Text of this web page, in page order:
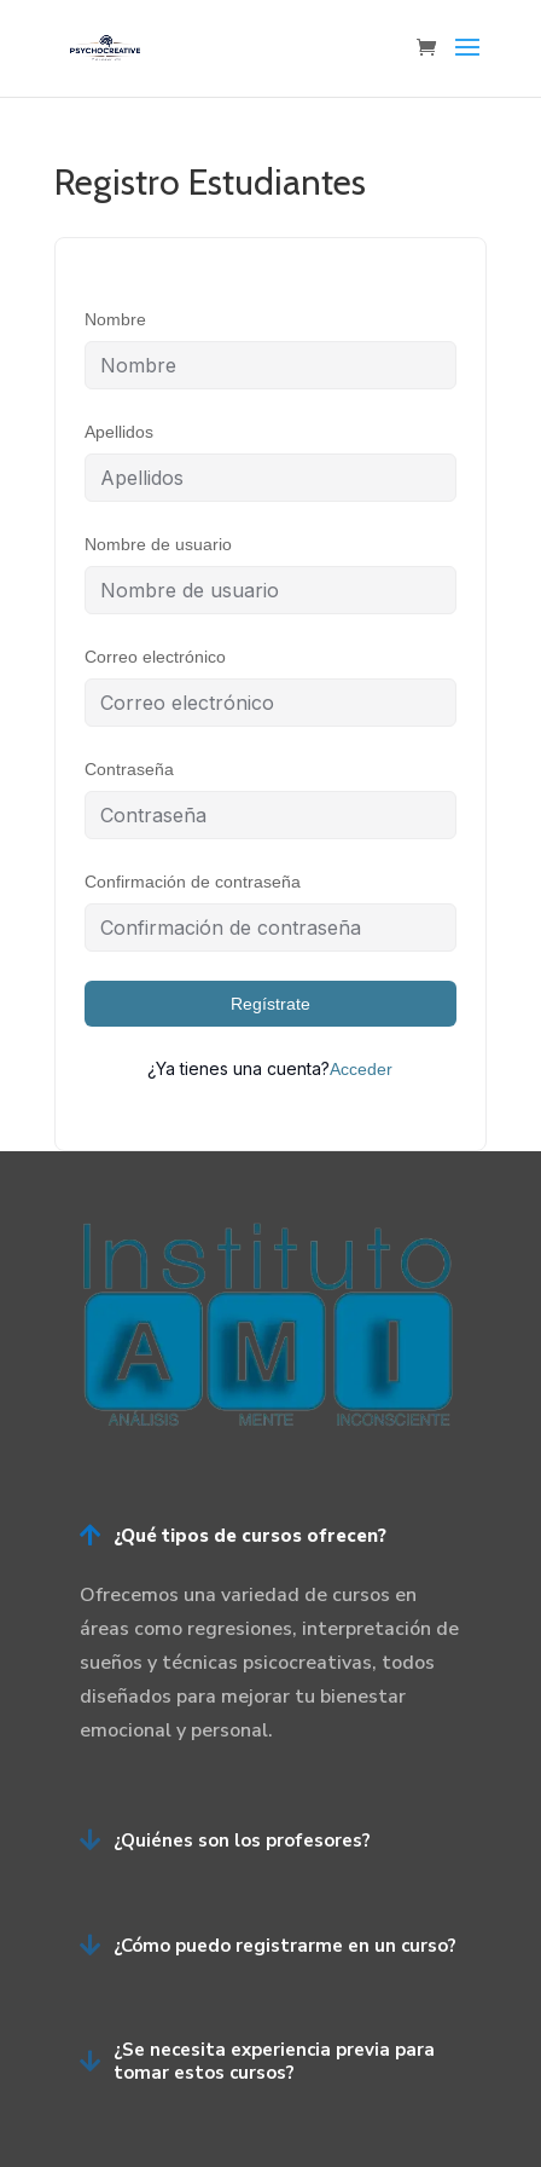
Registro Estudiantes
Nombre
Apellidos
Nombre de usuario
Correo electrónico
Contraseña
Confirmación de contraseña
Regístrate
¿Ya tienes una cuenta?Acceder
 ¿Qué tipos de cursos ofrecen?
Ofrecemos una variedad de cursos en
áreas como regresiones, interpretación de
sueños y técnicas psicocreativas, todos
diseñados para mejorar tu bienestar
emocional y personal.
 ¿Quiénes son los profesores?
 ¿Cómo puedo registrarme en un curso?
 ¿Se necesita experiencia previa para
tomar estos cursos?